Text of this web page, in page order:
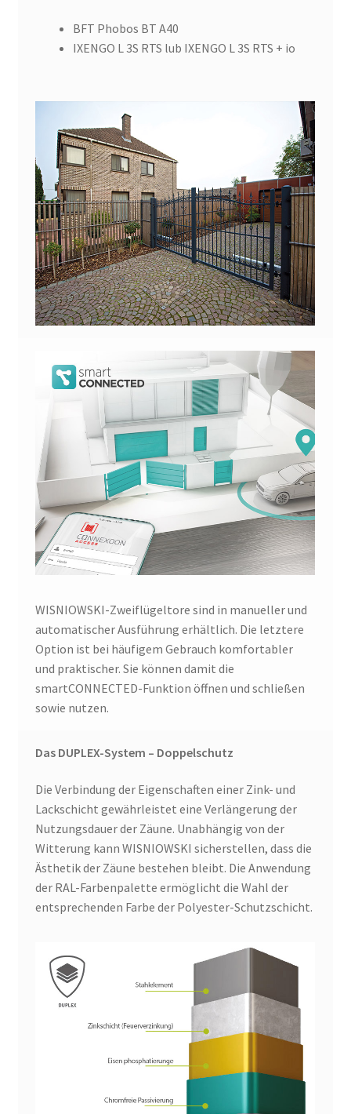
BFT Phobos BT A40
IXENGO L 3S RTS lub IXENGO L 3S RTS + io
WISNIOWSKI-Zweiflügeltore sind in manueller und
automatischer Ausführung erhältlich. Die letztere
Option ist bei häufigem Gebrauch komfortabler
und praktischer. Sie können damit die
smartCONNECTED-Funktion öffnen und schließen
sowie nutzen.
Das DUPLEX-System – Doppelschutz
Die Verbindung der Eigenschaften einer Zink- und
Lackschicht gewährleistet eine Verlängerung der
Nutzungsdauer der Zäune. Unabhängig von der
Witterung kann WISNIOWSKI sicherstellen, dass die
Ästhetik der Zäune bestehen bleibt. Die Anwendung
der RAL-Farbenpalette ermöglicht die Wahl der
entsprechenden Farbe der Polyester-Schutzschicht.